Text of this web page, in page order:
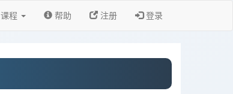
课程 帮助 注册 登录